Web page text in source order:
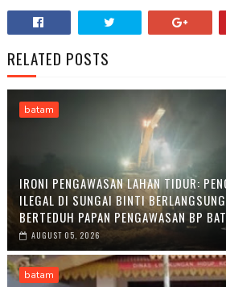
RELATED POSTS
batam
IRONI PENGAWASAN LAHAN TIDUR:
ILEGAL DI SUNGAI BINTI
BERTEDUH PAPAN PENGAWASAN BP
AUGUST 05, 2026
batam